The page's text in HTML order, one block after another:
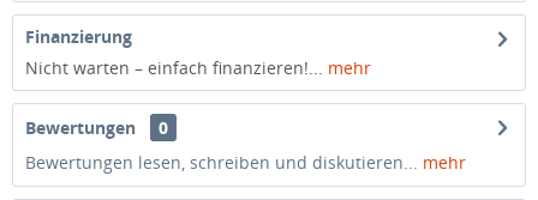
Finanzierung
Nicht warten – einfach finanzieren!... mehr
Bewertungen
0
Bewertungen lesen, schreiben und diskutieren... mehr